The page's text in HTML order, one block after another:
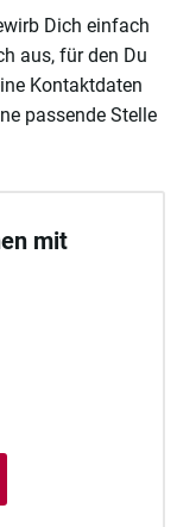
Dich einfach
aus, für den Du
Kontaktdaten
passende Stelle
mit